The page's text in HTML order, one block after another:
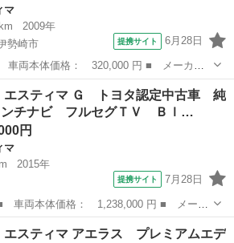
マ
2009年
勢崎市
提携サイト 6月28日
エスティマ ■ グレード名： ２．４ア
ＴＣアルミ ＨＤＤ ナビＴＶ バック
スティマ
エスティマ Ｇ トヨタ認定中古車 純
ンチナビ フルセグＴＶ Ｂｌ…
円
マ
2015年
提携サイト 7月28日
： エスティマ ■ グレード名： Ｇ ト
ンチナビ フルセグＴＶ Ｂｌｕｅｔｏｏ
ティマ
エスティマ アエラス プレミアムエデ